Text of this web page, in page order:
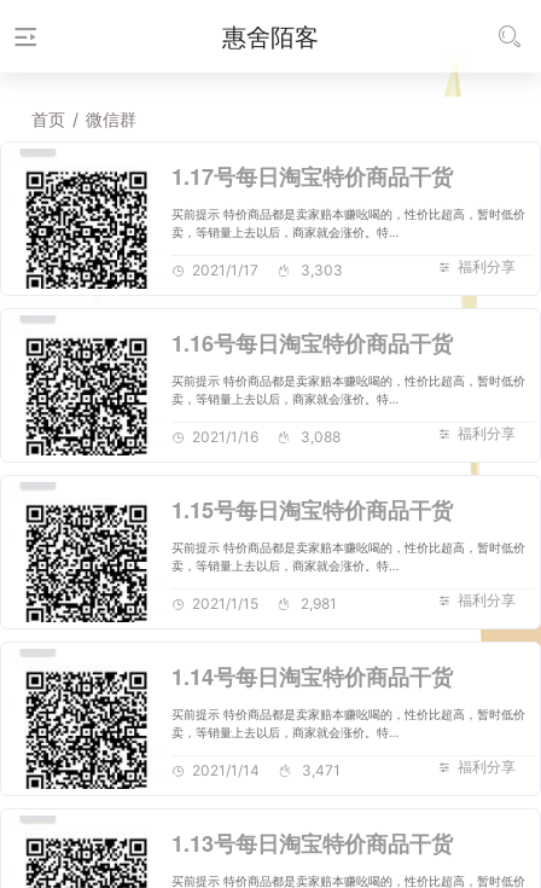
惠舍陌客
首页 / 微信群
1.17号每日淘宝特价商品干货
买前提示 特价商品都是卖家赔本赚吆喝的，性价比超高，暂时低价
卖，等销量上去以后，商家就会涨价。特…
福利分享
2021/1/17 3,303
1.16号每日淘宝特价商品干货
买前提示 特价商品都是卖家赔本赚吆喝的，性价比超高，暂时低价
卖，等销量上去以后，商家就会涨价。特…
福利分享
2021/1/16 3,088
1.15号每日淘宝特价商品干货
买前提示 特价商品都是卖家赔本赚吆喝的，性价比超高，暂时低价
卖，等销量上去以后，商家就会涨价。特…
福利分享
2021/1/15 2,981
1.14号每日淘宝特价商品干货
买前提示 特价商品都是卖家赔本赚吆喝的，性价比超高，暂时低价
卖，等销量上去以后，商家就会涨价。特…
福利分享
2021/1/14 3,471
1.13号每日淘宝特价商品干货
买前提示 特价商品都是卖家赔本赚吆喝的，性价比超高，暂时低价